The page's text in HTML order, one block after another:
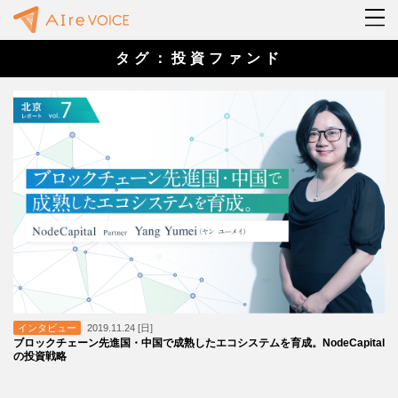
タグ：投資ファンド
インタビュー 2019.11.24 [日]
ブロックチェーン先進国・中国で成熟したエコシステムを育成。NodeCapital
の投資戦略